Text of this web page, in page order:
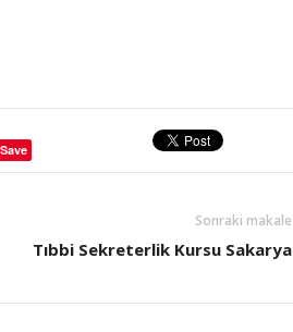
Save
Sonraki makale
Tıbbi Sekreterlik Kursu Sakarya